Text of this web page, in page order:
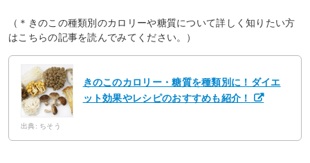
（＊きのこの種類別のカロリーや糖質について詳しく知りたい方
はこちらの記事を読んでみてください。）
きのこのカロリー・糖質を種類別に！ダイエ
ット効果やレシピのおすすめも紹介！
出典: ちそう